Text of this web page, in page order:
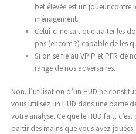
bet élevée est un joueur
ménagement.
Celui-ci ne sait que traiter les
pas (encore ?) capable de les
Si on se fie au VPIP et PFR de
range de nos adversaires.
Non, l’utilisation d’un HUD ne
vous utilisez un HUD dans une partie
votre analyse. Ce que le HUD fait,
partir des mains que vous avez